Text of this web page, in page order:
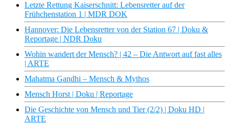
Letzte Rettung Kaiserschnitt: Lebensretter auf der
Frühchenstation 1 | MDR DOK
Hannover: Die Lebensretter von der Station 67 | Doku &
Reportage | NDR Doku
Wohin wandert der Mensch? | 42 – Die Antwort auf fast alles
| ARTE
Mahatma Gandhi – Mensch & Mythos
Mensch Horst | Doku | Reportage
Die Geschichte von Mensch und Tier (2/2) | Doku HD |
ARTE